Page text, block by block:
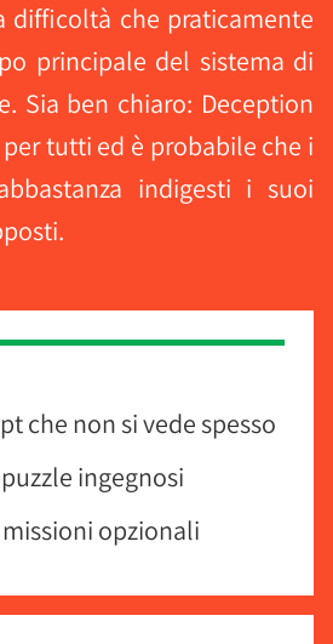
difficoltà che praticamente
principale del sistema di
Sia ben chiaro: Deception
tutti ed è probabile che i
indigesti i suoi
che non si vede spesso
ingegnosi
opzionali